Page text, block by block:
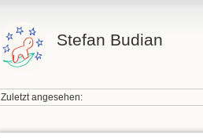
Stefan Budian
Zuletzt angesehen: